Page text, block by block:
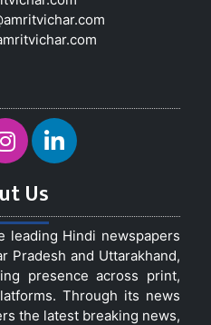
Us
leading Hindi newspapers
Pradesh and Uttarakhand,
presence across print,
Through its news
the latest breaking news,